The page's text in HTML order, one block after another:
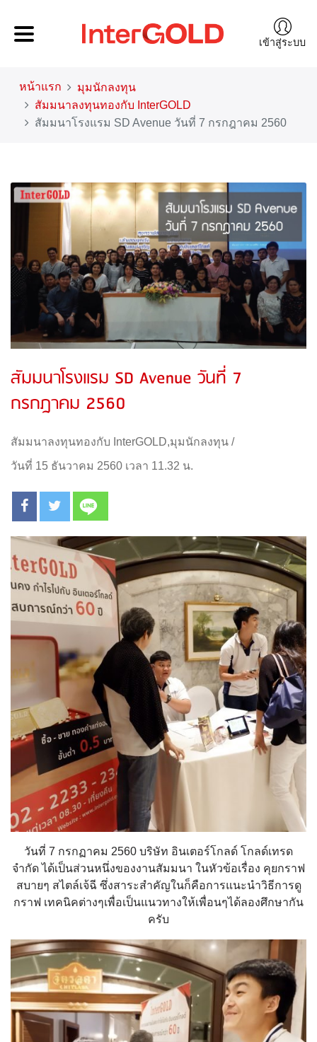
เข้าสู่ระบบ
หน้าแรก
มุมนักลงทุน
สัมมนาลงทุนทองกับ InterGOLD
สัมมนาโรงแรม SD Avenue วันที่ 7 กรกฎาคม 2560
สัมมนาโรงแรม SD Avenue วันที่ 7
กรกฎาคม 2560
สัมมนาลงทุนทองกับ InterGOLD,มุมนักลงทุน /
วันที่ 15 ธันวาคม 2560 เวลา 11.32 น.
วันที่ 7 กรกฏาคม 2560 บริษัท อินเตอร์โกลด์ โกลด์เทรด
จำกัด ได้เป็นส่วนหนึ่งของงานสัมมนา ในหัวข้อเรื่อง คุยกราฟ
สบายๆ สไตล์เจ้ฉี ซึ่งสาระสำคัญในก็คือการแนะนำวิธีการดู
กราฟ เทคนิคต่างๆเพื่อเป็นแนวทางให้เพื่อนๆได้ลองศึกษากัน
ครับ